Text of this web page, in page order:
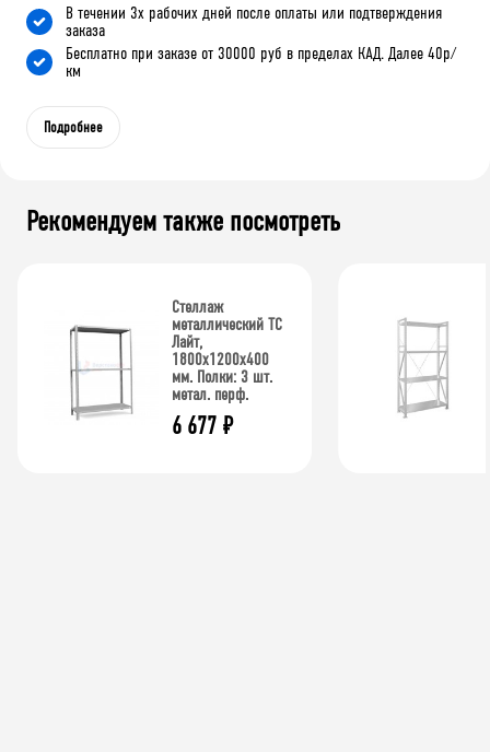
В течении 3х рабочих дней после оплаты или подтверждения
заказа
Бесплатно при заказе от 30000 руб в пределах КАД. Далее 40р/
км
Подробнее
Рекомендуем также посмотреть
Стеллаж
металлический ТС
Лайт,
1800x1200x400
мм. Полки: 3 шт.
метал. перф.
6 677 ₽